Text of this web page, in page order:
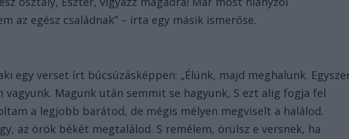
az egész családnak” – írta egy másik ismerőse.
egy verset írt búcsúzásképpen: „Élünk, majd meghalunk.
vagyunk. Magunk után semmit se hagyunk, S ezt alig fogja fel
a legjobb barátod, de mégis mélyen megviselt a halálod.
az örök békét megtalálod. S remélem, örülsz e versnek, ha